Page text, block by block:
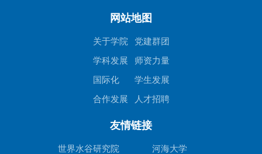
网站地图
关于学院
党建群团
学科发展
师资力量
国际化
学生发展
合作发展
人才招聘
友情链接
世界水谷研究院
河海大学